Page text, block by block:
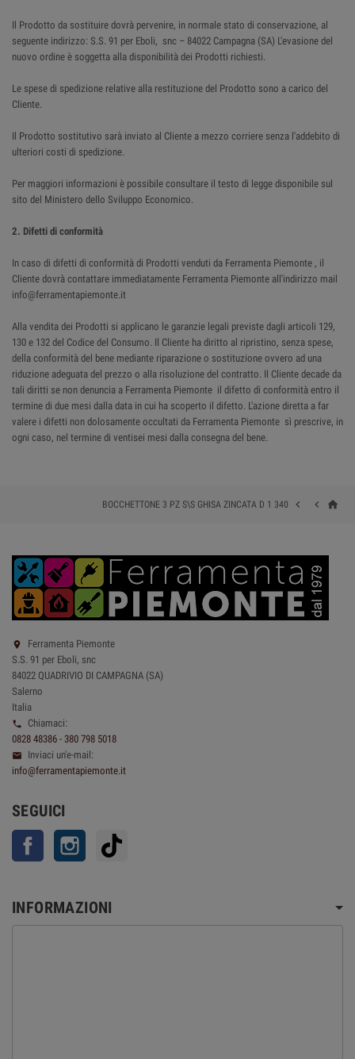
Il Prodotto da sostituire dovrà pervenire, in normale stato di conservazione, al
seguente indirizzo: S.S. 91 per Eboli, snc – 84022 Campagna (SA) L'evasione del
nuovo ordine è soggetta alla disponibilità dei Prodotti richiesti.
Le spese di spedizione relative alla restituzione del Prodotto sono a carico del
Cliente.
Il Prodotto sostitutivo sarà inviato al Cliente a mezzo corriere senza l'addebito di
ulteriori costi di spedizione.
Per maggiori informazioni è possibile consultare il testo di legge disponibile sul
sito del Ministero dello Sviluppo Economico.
2. Difetti di conformità
In caso di difetti di conformità di Prodotti venduti da Ferramenta Piemonte , il
Cliente dovrà contattare immediatamente Ferramenta Piemonte all'indirizzo mail
info@ferramentapiemonte.it
Alla vendita dei Prodotti si applicano le garanzie legali previste dagli articoli 129,
130 e 132 del Codice del Consumo. Il Cliente ha diritto al ripristino, senza spese,
della conformità del bene mediante riparazione o sostituzione ovvero ad una
riduzione adeguata del prezzo o alla risoluzione del contratto. Il Cliente decade da
tali diritti se non denuncia a Ferramenta Piemonte il difetto di conformità entro il
termine di due mesi dalla data in cui ha scoperto il difetto. L'azione diretta a far
valere i difetti non dolosamente occultati da Ferramenta Piemonte sì prescrive, in
ogni caso, nel termine di ventisei mesi dalla consegna del bene.
home


BOCCHETTONE 3 PZ S\S GHISA ZINCATA D 1 340

Ferramenta Piemonte
S.S. 91 per Eboli, snc
84022 QUADRIVIO DI CAMPAGNA (SA)
Salerno
Italia

Chiamaci:
0828 48386 - 380 798 5018

Inviaci un'e-mail:
info@ferramentapiemonte.it
SEGUICI
Facebook Instagram
INFORMAZIONI